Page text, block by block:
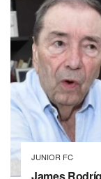
JUNIOR FC